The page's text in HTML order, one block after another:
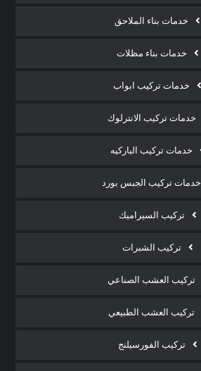
خدمات بناء الملاحق
خدمات بناء مظلات
خدمات تركيب ابواب
خدمات تركيب الانترلوك
خدمات تركيب الباركيه
خدمات تركيب الجبس بورد
تركيب السيراميك
تركيب الشبرات
تركيب العشب الصناعي
تركيب العشب الطبيعي
تركيب الفورسيلنج